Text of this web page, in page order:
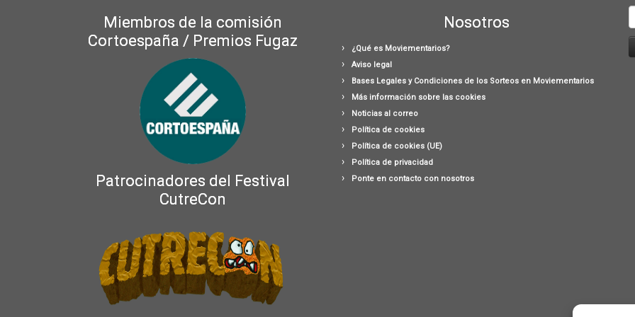
Miembros de la comisión
Cortoespaña / Premios Fugaz
Patrocinadores del Festival
CutreCon
Nosotros
¿Qué es Moviementarios?
Aviso legal
Bases Legales y Condiciones de los Sorteos en Moviementarios
Más información sobre las cookies
Noticias al correo
Política de cookies
Política de cookies (UE)
Política de privacidad
Ponte en contacto con nosotros